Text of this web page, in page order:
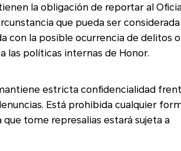
de reportar al Oficial
que pueda ser considerada
con la posible ocurrencia de delitos o
y/o a las políticas internas de Honor.
estricta confidencialidad frente
cualquier forma
tome represalias estará sujeta a